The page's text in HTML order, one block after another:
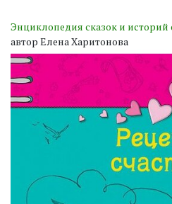
Энциклопедия сказок и историй
автор Елена Харитонова